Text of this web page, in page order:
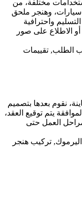
مختلفة، من
سيارات، وهنجر ملحق
واحترافية
الاطلاع على صور
الطلب, تقييمات
نقوم بعدها بتصميم
يتم توقيع العقد،
مراحل العمل حتى
تركيب هنجر